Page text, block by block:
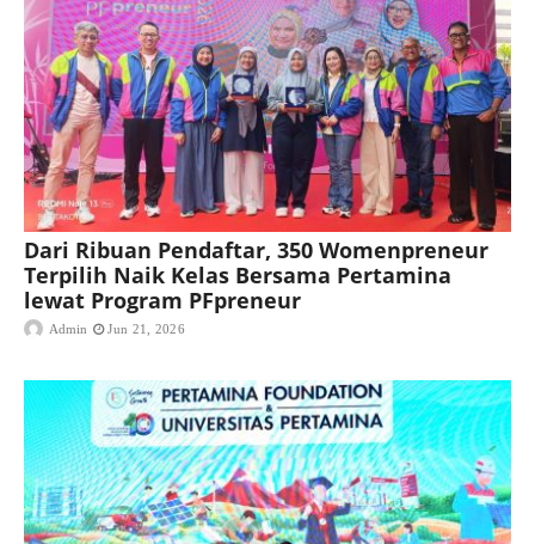
Dari Ribuan Pendaftar, 350 Womenpreneur
Terpilih Naik Kelas Bersama Pertamina
lewat Program PFpreneur
Admin Jun 21, 2026